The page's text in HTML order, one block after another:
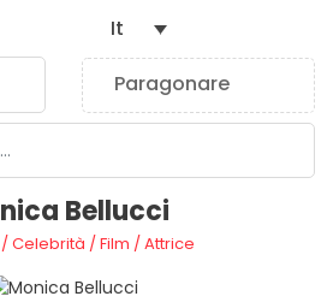
Paragonare
It
Bellucci
/Celebrità /Film /Attrice